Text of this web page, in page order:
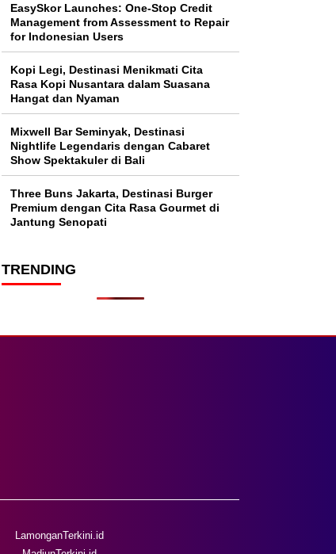
EasySkor Launches: One-Stop Credit
Management from Assessment to Repair
for Indonesian Users
Kopi Legi, Destinasi Menikmati Cita
Rasa Kopi Nusantara dalam Suasana
Hangat dan Nyaman
Mixwell Bar Seminyak, Destinasi
Nightlife Legendaris dengan Cabaret
Show Spektakuler di Bali
Three Buns Jakarta, Destinasi Burger
Premium dengan Cita Rasa Gourmet di
Jantung Senopati
TRENDING
LamonganTerkini.id